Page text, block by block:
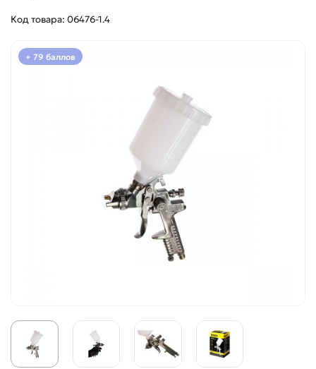
Код товара: 06476-1.4
+ 79 баллов